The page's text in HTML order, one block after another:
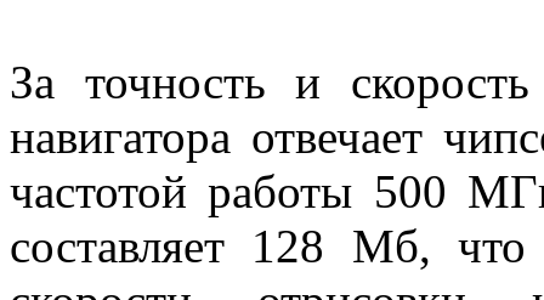
За точность и
навигатора отвечает
частотой работы 500
составляет 128 Мб, что